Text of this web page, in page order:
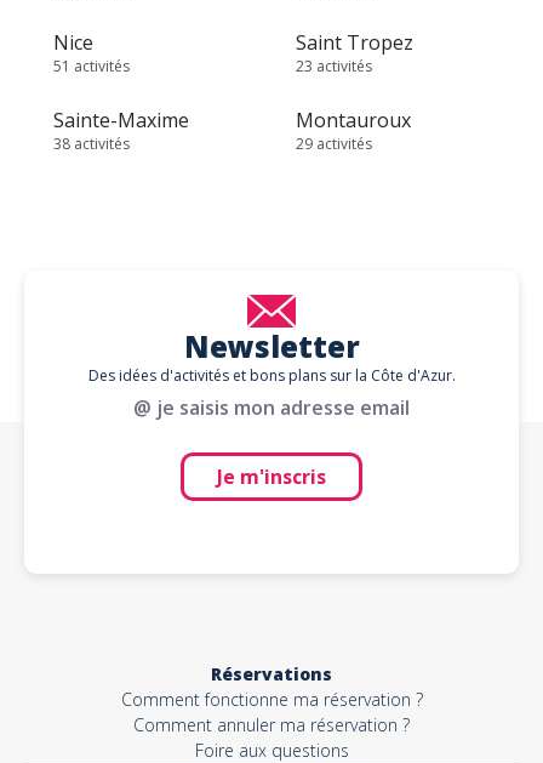
Nice
51 activités
Saint Tropez
23 activités
Sainte-Maxime
38 activités
Montauroux
29 activités
Newsletter
Des idées d'activités et bons plans sur la Côte d'Azur.
@ je saisis mon adresse email
Je m'inscris
Réservations
Comment fonctionne ma réservation ?
Comment annuler ma réservation ?
Foire aux questions